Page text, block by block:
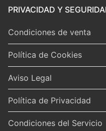
PRIVACIDAD Y
Condiciones de venta
Política de Cookies
Aviso Legal
Política de Privacidad
Condiciones del Servicio